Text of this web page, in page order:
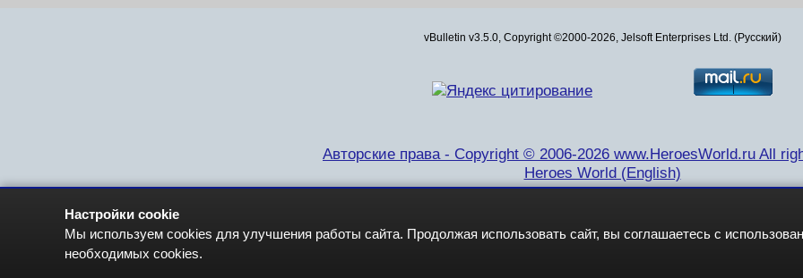
vBulletin v3.5.0, Copyright ©2000-2026, Jelsoft Enterprises Ltd. (Русский)
Авторские права - Copyright © 2006-2026 www.HeroesWorld.ru All
Heroes World (English)
Настройки cookie
Мы используем cookies для улучшения работы сайта. Продолжая использовать сайт, вы соглашаетесь с
необходимых cookies.